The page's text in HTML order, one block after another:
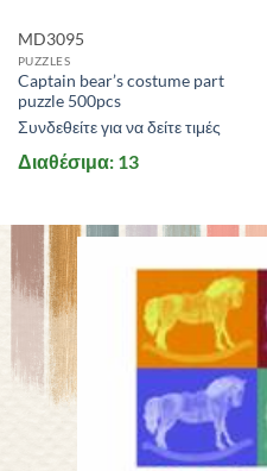
MD3095
PUZZLES
Captain bear’s costume part
puzzle 500pcs
Συνδεθείτε για να δείτε τιμές
Διαθέσιμα: 13